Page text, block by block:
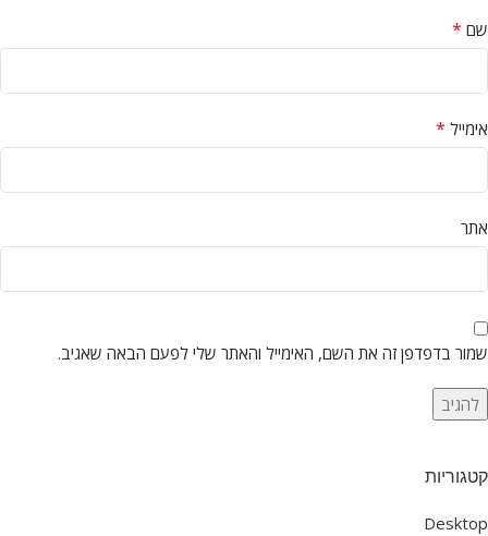
שם *
אימייל *
אתר
שמור בדפדפן זה את השם, האימייל והאתר שלי לפעם הבאה שאגיב.
קטגוריות
Desktop